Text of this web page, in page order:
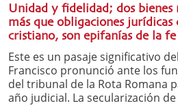
Unidad y fidelidad; dos
más que obligaciones
cristiano, son epifanías de la fe
Este es un pasaje significativo
Francisco pronunció ante los
del tribunal de la Rota Romana
año judicial. La secularización de